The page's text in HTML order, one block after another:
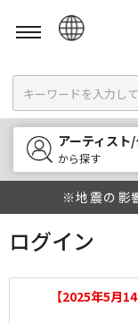
English
한국어
中文
アーティスト
から探す
※地震の影
ログイン
【2025年5月